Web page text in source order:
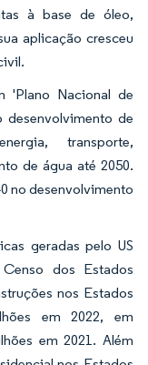
à base de óleo,
aplicação cresceu
'Plano Nacional de
desenvolvimento de
transporte,
de água até 2050.
no desenvolvimento
geradas pelo US
dos Estados
nos Estados
em 2022, em
em 2021. Além